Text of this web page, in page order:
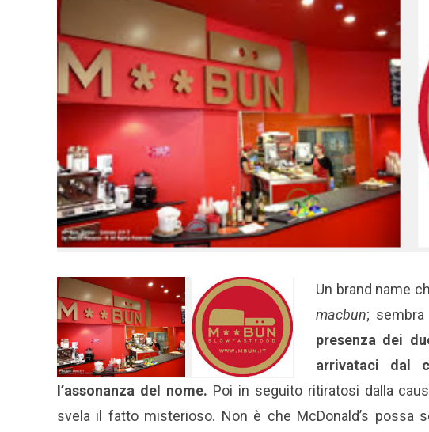
Un brand name
macbun;
presenza dei
arrivataci dal
l’assonanza del nome. Poi in seguito ritiratosi dalla
svela il fatto misterioso. Non è che McDonald’s possa